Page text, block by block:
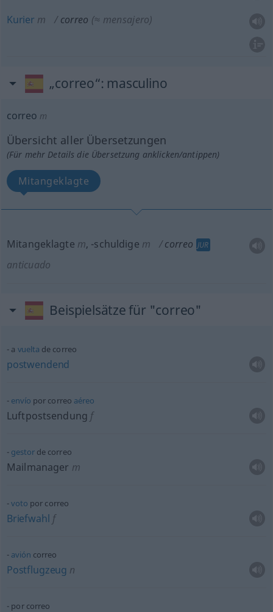
Kurier m correo (≈ mensajero)
„correo“: masculino
correo m
Übersicht aller Übersetzungen
(Für mehr Details die Übersetzung anklicken/antippen)
Mitangeklagte
Mitangeklagte m, -schuldige m correo JUR
anticuado
Beispielsätze für "correo"
a vuelta de correo
postwendend
envío por correo aéreo
Luftpostsendung f
gestorde correo
Mailmanager m
voto por correo
Briefwahl f
avión correo
Postflugzeug n
por correo